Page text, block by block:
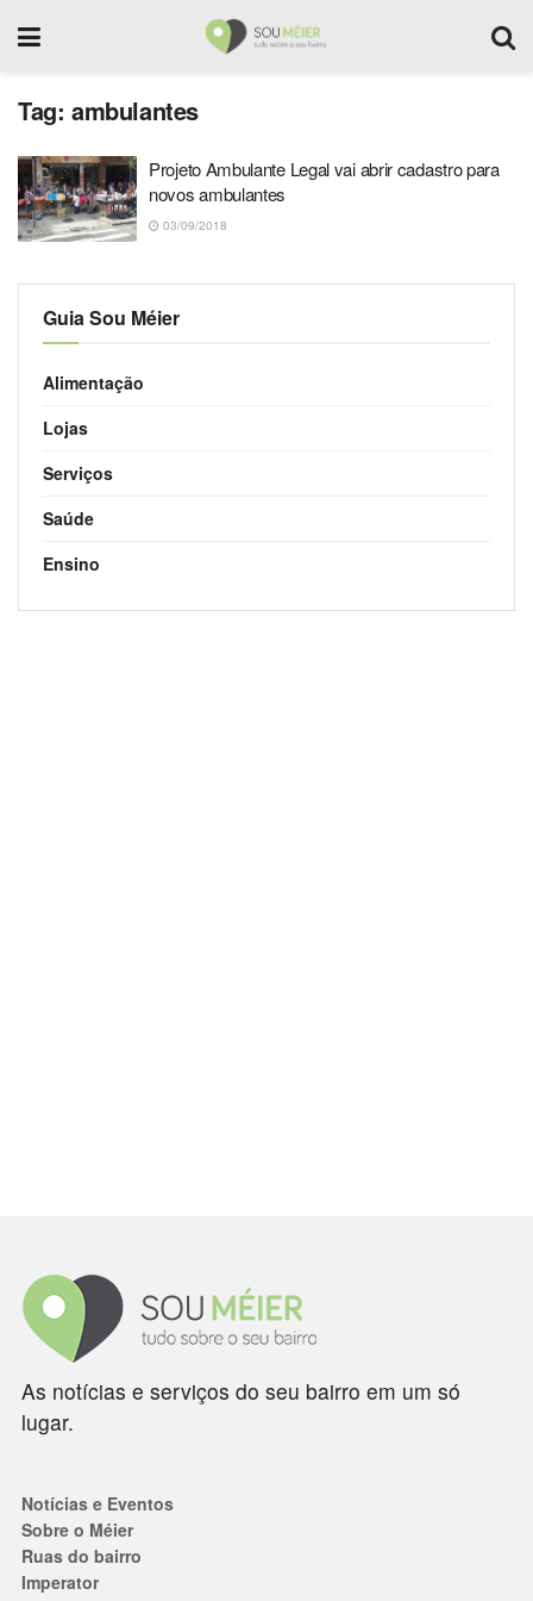
Tag: ambulantes
Projeto Ambulante Legal vai abrir cadastro para
novos ambulantes
03/09/2018
Guia Sou Méier
Alimentação
Lojas
Serviços
Saúde
Ensino
As notícias e serviços do seu bairro em um só
lugar.
Notícias e Eventos
Sobre o Méier
Ruas do bairro
Imperator